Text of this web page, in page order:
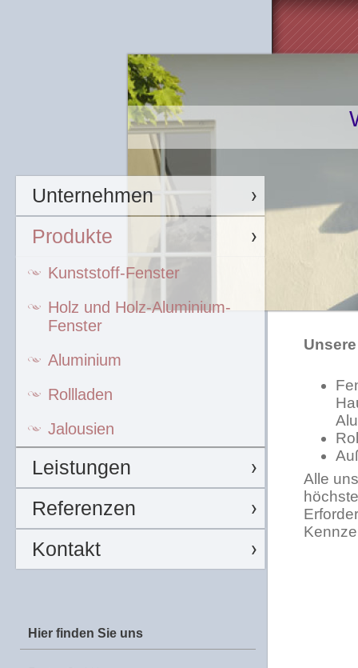
Unternehmen
Produkte
Kunststoff-Fenster
Holz und Holz-Aluminium-
Fenster
Aluminium
Rollladen
Jalousien
Leistungen
Referenzen
Kontakt
Hier finden Sie uns
Alle